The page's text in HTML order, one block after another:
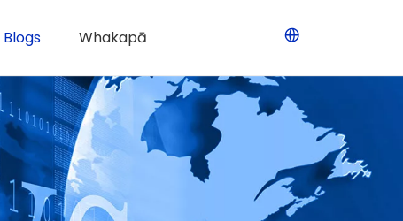
Blogs Whakapā